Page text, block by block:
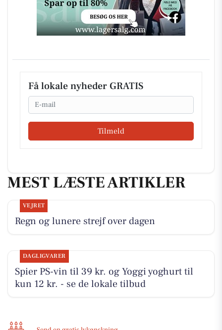
Få lokale nyheder GRATIS
Email
Tilmeld
MEST LÆSTE ARTIKLER
VEJRET
Regn og lunere strejf over dagen
DAGLIGVARER
Spier PS-vin til 39 kr. og Yoggi yoghurt til
kun 12 kr. - se de lokale tilbud